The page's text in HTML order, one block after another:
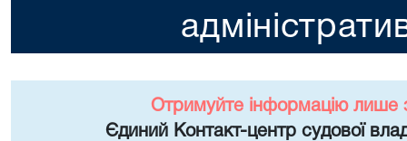
Отримуйте інформацію лише
Єдиний Контакт-центр судової